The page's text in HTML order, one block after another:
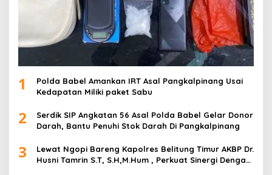
1
Polda Babel Amankan IRT Asal Pangkalpinang Usai
Kedapatan Miliki paket Sabu
2
Serdik SIP Angkatan 56 Asal Polda Babel Gelar Donor
Darah, Bantu Penuhi Stok Darah Di Pangkalpinang
3
Lewat Ngopi Bareng Kapolres Belitung Timur AKBP Dr.
Husni Tamrin S.T, S.H,M.Hum , Perkuat Sinergi Dengan